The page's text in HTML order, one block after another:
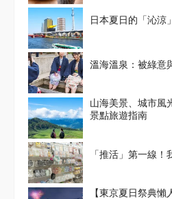
日本夏日的「沁涼
溫海溫泉：被綠意
山海美景、城市風
景點旅遊指南
「推活」第一線
【東京夏日祭典